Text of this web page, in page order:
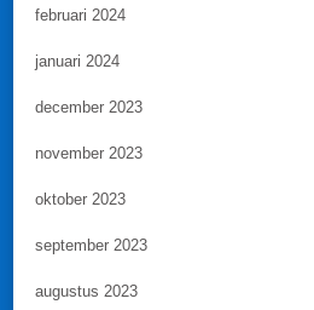
februari 2024
januari 2024
december 2023
november 2023
oktober 2023
september 2023
augustus 2023